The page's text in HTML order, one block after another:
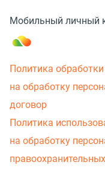
Мобильный личный
Политика
на обработку
договор
Политика
на обработку